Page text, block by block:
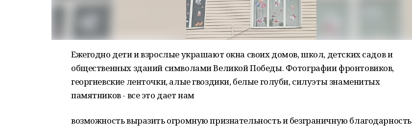
Ежегодно дети и взрослые украшают окна своих домов, школ, детских садов и
общественных зданий символами Великой Победы. Фотографии фронтовиков,
георгиевские ленточки, алые гвоздики, белые голуби, силуэты знаменитых
памятников - все это дает нам
возможность выразить огромную признательность и безграничную благодарность